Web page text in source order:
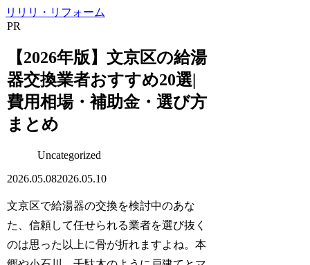
リリリ・リフォーム
PR
【2026年版】文京区の給湯
器交換業者おすすめ20選|
費用相場・補助金・選び方
まとめ
Uncategorized
2026.05.082026.05.10
文京区で給湯器の交換を検討中のあな
た、信頼して任せられる業者を選び抜く
のは思った以上に骨が折れますよね。本